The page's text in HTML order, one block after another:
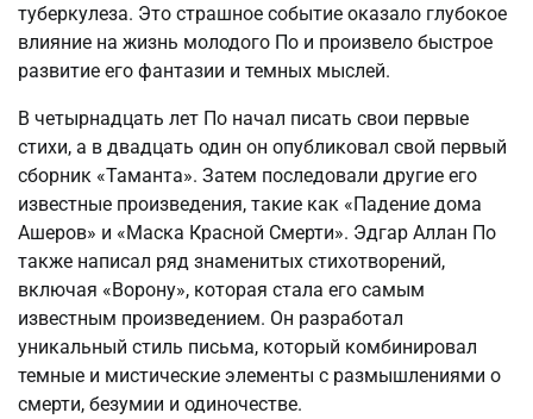
туберкулеза. Это страшное событие оказало глубокое
влияние на жизнь молодого По и произвело быстрое
развитие его фантазии и темных мыслей.
В четырнадцать лет По начал писать свои первые
стихи, а в двадцать один он опубликовал свой первый
сборник «Таманта». Затем последовали другие его
известные произведения, такие как «Падение дома
Ашеров» и «Маска Красной Смерти». Эдгар Аллан По
также написал ряд знаменитых стихотворений,
включая «Ворону», которая стала его самым
известным произведением. Он разработал
уникальный стиль письма, который комбинировал
темные и мистические элементы с размышлениями о
смерти, безумии и одиночестве.